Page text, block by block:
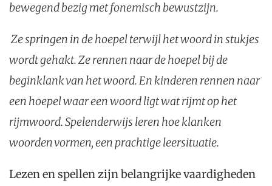
bewegend bezig met fonemisch bewustzijn.
Ze springen in de hoepel terwijl het woord in stukjes
wordt gehakt. Ze rennen naar de hoepel bij de
beginklank van het woord. En kinderen rennen naar
een hoepel waar een woord ligt wat rijmt op het
rijmwoord. Spelenderwijs leren hoe klanken
woorden vormen, een prachtige leersituatie.
Lezen en spellen zijn belangrijke vaardigheden